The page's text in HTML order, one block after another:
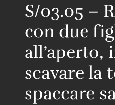
S/03.05 –
con due
all’aperto,
scavare la
spaccare